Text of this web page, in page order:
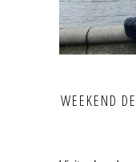
WEEKEND